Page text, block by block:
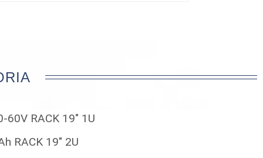
60V RACK 19" 1U
RACK 19" 2U